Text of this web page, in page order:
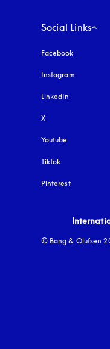
Social Links
Facebook
Instagram
LinkedIn
X
Youtube
TikTok
Pinterest
Select country
© Bang & Olufsen